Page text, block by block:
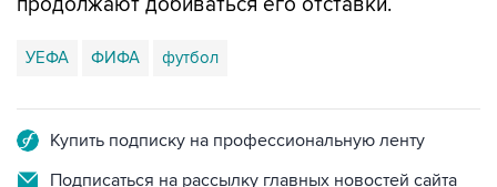
УЕФА ФИФА футбол
Подписаться на рассылку главных новостей сайта
Получать оперативные новости в официальном